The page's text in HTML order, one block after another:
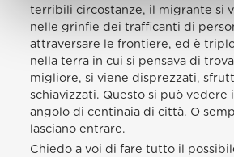
terribili circostanze, il migrante si
nelle grinfie dei trafficanti di
attraversare le frontiere, ed è
nella terra in cui si pensava di
migliore, si viene disprezzati,
schiavizzati. Questo si può vedere
angolo di centinaia di città. O
lasciano entrare.
Chiedo a voi di fare tutto il